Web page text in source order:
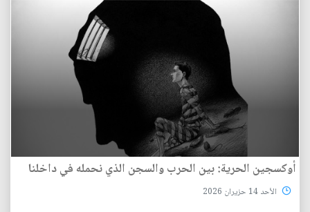
أوكسجين الحرية: بين الحرب والسجن الذي نحمله في داخلنا
الأحد 14 حزيران 2026